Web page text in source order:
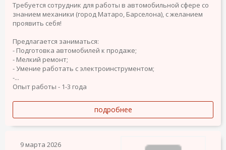
Требуется сотрудник для работы в автомобильной сфере со
знанием механики (город Матаро, Барселона), с желанием
проявить себя!
Предлагается заниматься:
- Подготовка автомобилей к продаже;
- Мелкий ремонт;
- Умение работать с электроинструментом;
-...
Опыт работы - 1-3 года
подробнее
9 марта 2026